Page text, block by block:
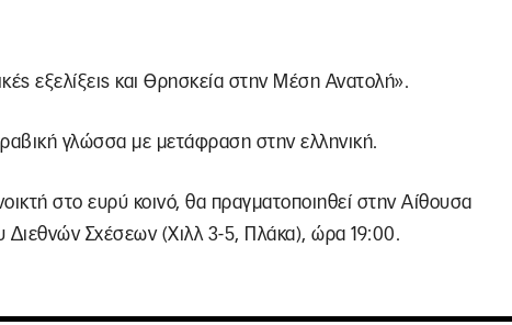
εξελίξεις και Θρησκεία στην Μέση Ανατολή».
γλώσσα με μετάφραση στην ελληνική.
στο ευρύ κοινό, θα πραγματοποιηθεί στην Αίθουσα
Διεθνών Σχέσεων (Χιλλ 3-5, Πλάκα), ώρα 19:00.